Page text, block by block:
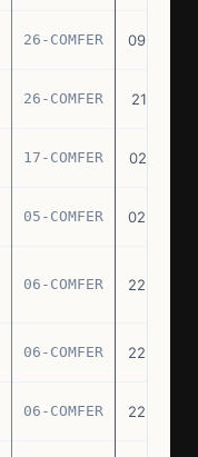
26-COMFER 09.09.75
26-COMFER 21.10.75
17-COMFER 02.01.76
05-COMFER 02.02.76
06-COMFER 22.04.76
06-COMFER 22.04.76
06-COMFER 22.04.76